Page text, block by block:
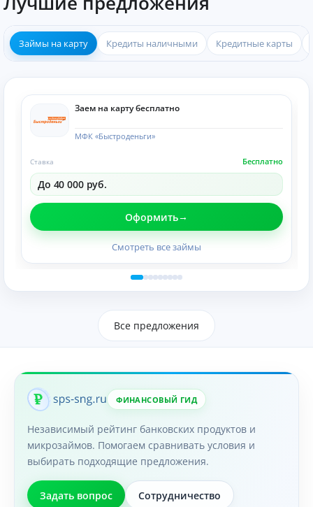
Займы на карту Кредиты наличными Кредитные карты
Заем на карту бесплатно
МФК «Быстроденьги»
Бесплатно
Ставка
До 40 000 руб.
Оформить
Смотреть все займы
Все предложения
ФИНАНСОВЫЙ ГИД
Независимый рейтинг банковских продуктов и
микрозаймов. Помогаем сравнивать условия и
выбирать подходящие предложения.
Задать вопрос Сотрудничество